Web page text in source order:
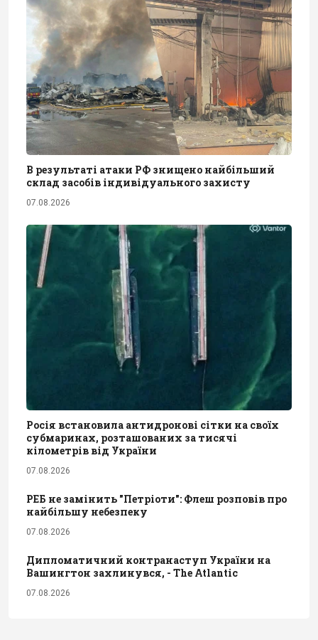
В результаті атаки РФ знищено найбільший
склад засобів індивідуального захисту
07.08.2026
Росія встановила антидронові сітки на своїх
субмаринах, розташованих за тисячі
кілометрів від України
07.08.2026
РЕБ не замінить "Петріоти": Флеш розповів про
найбільшу небезпеку
07.08.2026
Дипломатичний контранаступ України на
Вашингтон захлинувся, - The Atlantic
07.08.2026